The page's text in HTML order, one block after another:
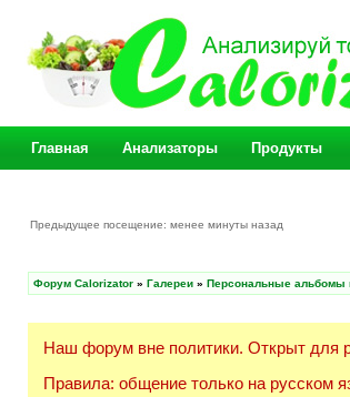
Главная Анализаторы Продукты
Предыдущее посещение: менее минуты назад
Форум Calorizator » Галереи » Персональные альбомы
Наш форум вне политики. Открыт для
Правила: общение только на русском